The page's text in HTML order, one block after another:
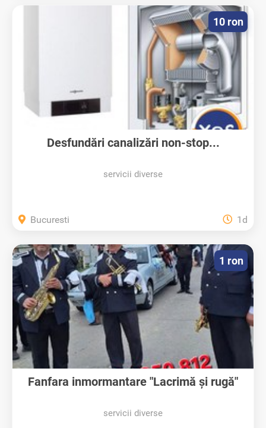
Desfundări canalizări non-stop...
servicii diverse
10 ron
Bucuresti 1d
Fanfara inmormantare "Lacrimă și rugă"
servicii diverse
1 ron